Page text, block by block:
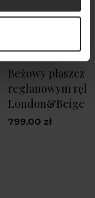
Beżowy płaszcz
reglanowym
London&Beige
799,00 zł